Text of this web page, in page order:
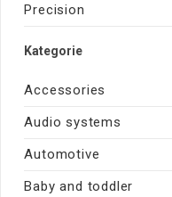
Precision
Kategorie
Accessories
Audio systems
Automotive
Baby and toddler